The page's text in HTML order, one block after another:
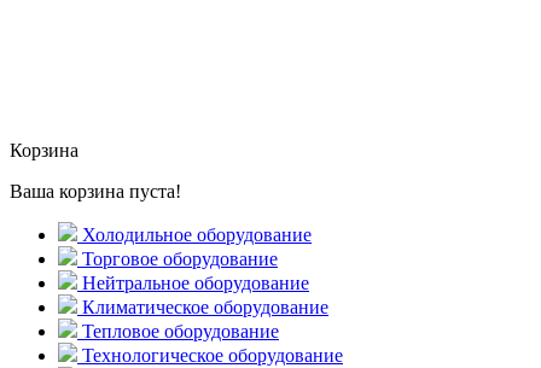
Корзина
Ваша корзина пуста!
Холодильное оборудование
Торговое оборудование
Нейтральное оборудование
Климатическое оборудование
Тепловое оборудование
Технологическое оборудование